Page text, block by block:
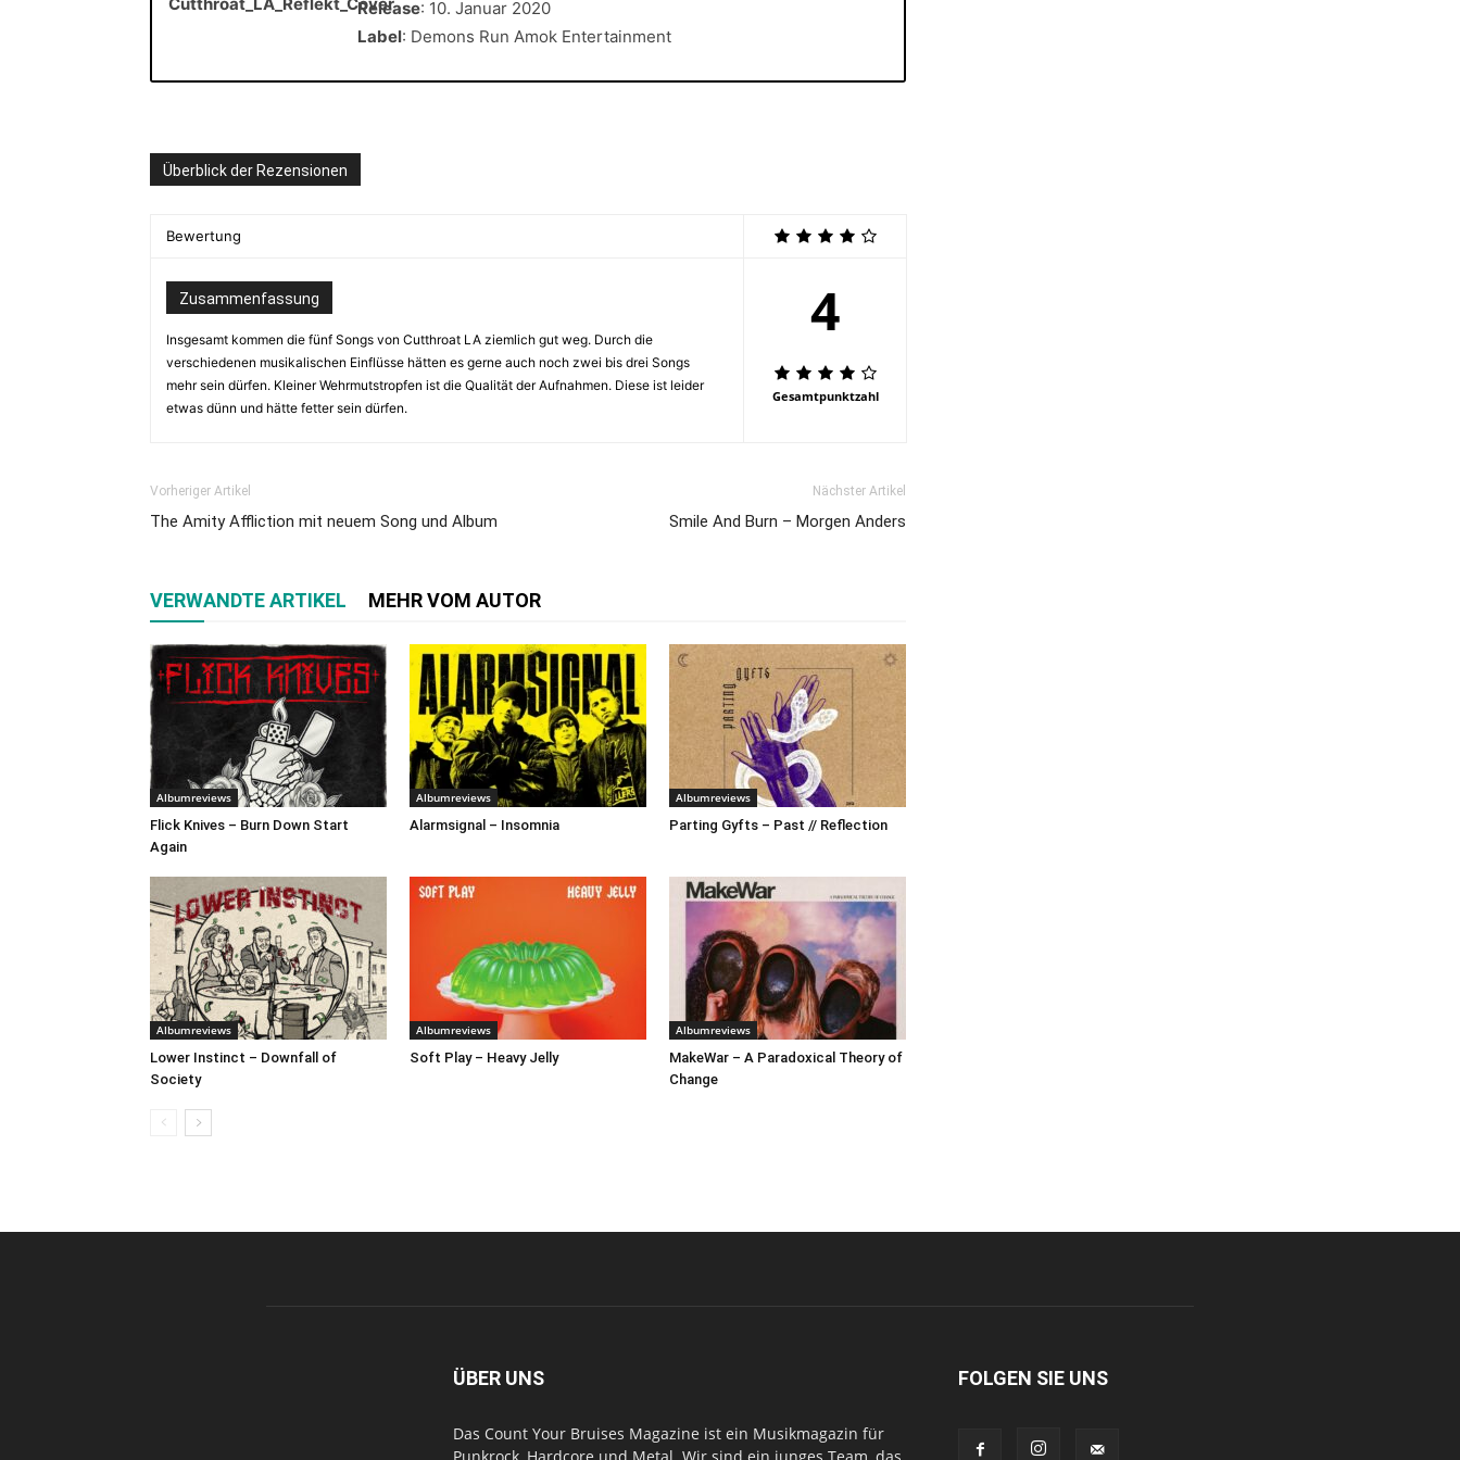
Release: 10. Januar 2020
Label: Demons Run Amok Entertainment
Überblick der Rezensionen
Bewertung
Zusammenfassung
Insgesamt kommen die fünf Songs von Cutthroat LA ziemlich gut weg. Durch die
verschiedenen musikalischen Einflüsse hätten es gerne auch noch zwei bis drei Songs
mehr sein dürfen. Kleiner Wehrmutstropfen ist die Qualität der Aufnahmen. Diese ist leider
etwas dünn und hätte fetter sein dürfen.
4
Gesamtpunktzahl
Vorheriger Artikel
The Amity Affliction mit neuem Song und Album
Nächster Artikel
Smile And Burn – Morgen Anders
VERWANDTE ARTIKEL MEHR VOM AUTOR
Albumreviews
Flick Knives – Burn Down Start
Again
Albumreviews
Alarmsignal – Insomnia
Albumreviews
Parting Gyfts – Past // Reflection
Albumreviews
Lower Instinct – Downfall of
Society
Albumreviews
Soft Play – Heavy Jelly
Albumreviews
MakeWar – A Paradoxical Theory of
Change
ÜBER UNS
Das Count Your Bruises Magazine ist ein Musikmagazin für
Punkrock, Hardcore und Metal. Wir sind ein junges Team, das
FOLGEN SIE UNS